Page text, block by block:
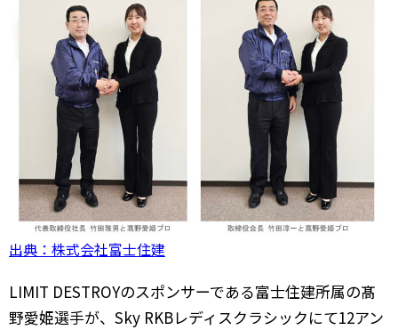
出典：株式会社富士住建
LIMIT DESTROYのスポンサーである富士住建所属の髙
野愛姫選手が、Sky RKBレディスクラシックにて12アン